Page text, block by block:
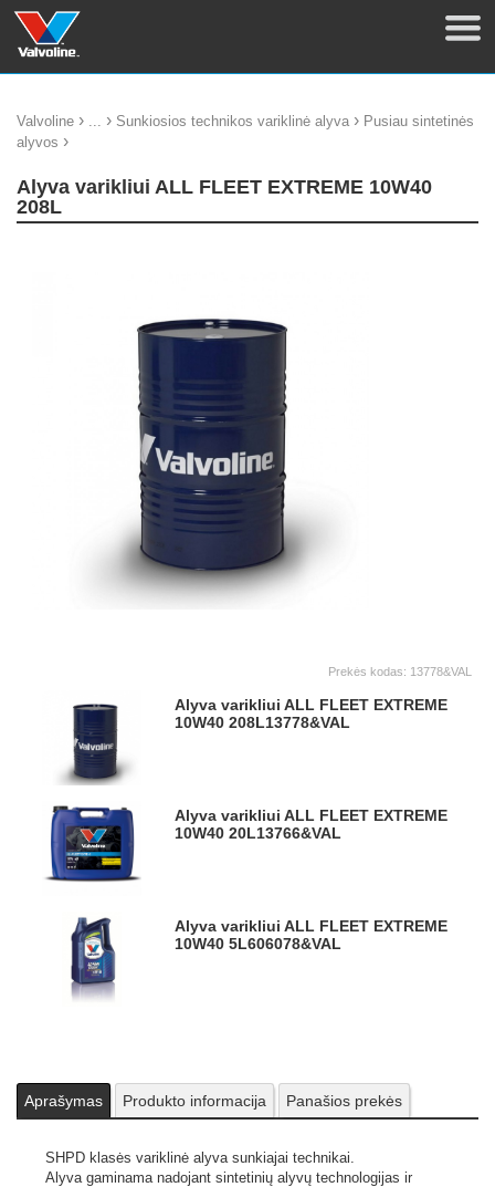
Valvoline › ... › Sunkiosios technikos variklinė alyva › Pusiau sintetinės
alyvos ›
Alyva varikliui ALL FLEET EXTREME 10W40
208L
Prekės kodas: 13778&VAL
Alyva varikliui ALL FLEET EXTREME
10W40 208L13778&VAL
Alyva varikliui ALL FLEET EXTREME
10W40 20L13766&VAL
Alyva varikliui ALL FLEET EXTREME
10W40 5L606078&VAL
Aprašymas Produkto informacija Panašios prekės
SHPD klasės variklinė alyva sunkiajai technikai.
Alyva gaminama nadojant sintetinių alyvų technologijas ir